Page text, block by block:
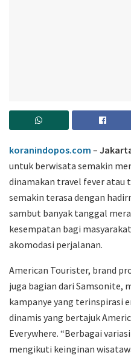
koranindopos.com –
untuk berwisata semakin
dinamakan travel fever atau
semakin terasa dengan
sambut banyak tanggal
kesempatan bagi
akomodasi perjalanan.
American Tourister, brand
juga bagian dari Samsonite,
kampanye yang terinspirasi
dinamis yang bertajuk
Everywhere. “Berbagai
mengikuti keinginan